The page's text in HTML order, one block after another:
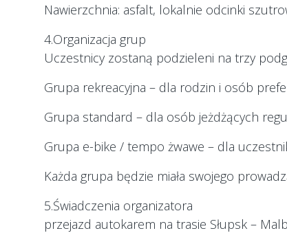
Nawierzchnia: asfalt, lokalnie odcinki
4.Organizacja grup
Uczestnicy zostaną podzieleni na trzy
Grupa rekreacyjna – dla rodzin i osób
Grupa standard – dla osób jeżdżących
Grupa e-bike / tempo żwawe – dla
Każda grupa będzie miała swojego
5.Świadczenia organizatora
przejazd autokarem na trasie Słupsk –